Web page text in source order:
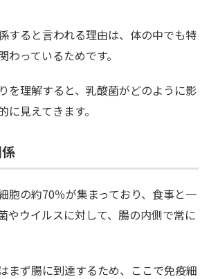
すると言われる理由は、体の中でも特
わっているためです。
を理解すると、乳酸菌がどのように影
見えてきます。
胞の約70％が集まっており、食事と一
やウイルスに対して、腸の内側で常に
まず腸に到達するため、ここで免疫細